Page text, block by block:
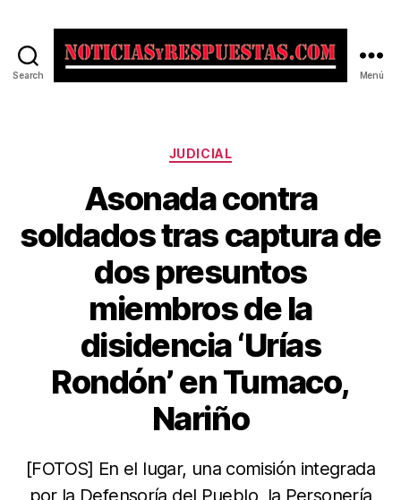
Search Menú
Categorías
JUDICIAL
Asonada contra
soldados tras captura de
dos presuntos
miembros de la
disidencia ‘Urías
Rondón’ en Tumaco,
Nariño
[FOTOS] En el lugar, una comisión integrada
por la Defensoría del Pueblo, la Personería